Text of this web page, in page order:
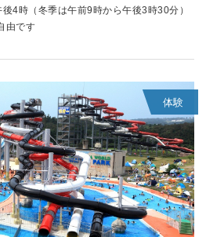
4時（冬季は午前9時から午後3時30分）
由です
体験